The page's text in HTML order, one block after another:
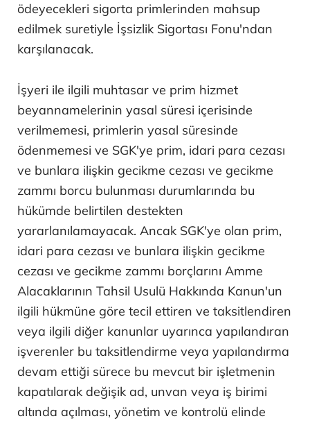
ödeyecekleri sigorta primlerinden mahsup
edilmek suretiyle İşsizlik Sigortası Fonu'ndan
karşılanacak.
İşyeri ile ilgili muhtasar ve prim hizmet
beyannamelerinin yasal süresi içerisinde
verilmemesi, primlerin yasal süresinde
ödenmemesi ve SGK'ye prim, idari para cezası
ve bunlara ilişkin gecikme cezası ve gecikme
zammı borcu bulunması durumlarında bu
hükümde belirtilen destekten
yararlanılamayacak. Ancak SGK'ye olan prim,
idari para cezası ve bunlara ilişkin gecikme
cezası ve gecikme zammı borçlarını Amme
Alacaklarının Tahsil Usulü Hakkında Kanun'un
ilgili hükmüne göre tecil ettiren ve taksitlendiren
veya ilgili diğer kanunlar uyarınca yapılandıran
işverenler bu taksitlendirme veya yapılandırma
devam ettiği sürece bu mevcut bir işletmenin
kapatılarak değişik ad, unvan veya iş birimi
altında açılması, yönetim ve kontrolü elinde